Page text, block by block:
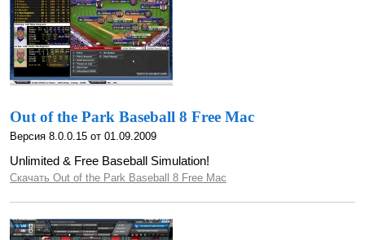
Out of the Park Baseball 8 Free Mac
Версия 8.0.0.15 от 01.09.2009
Unlimited & Free Baseball Simulation!
Скачать Out of the Park Baseball 8 Free Mac